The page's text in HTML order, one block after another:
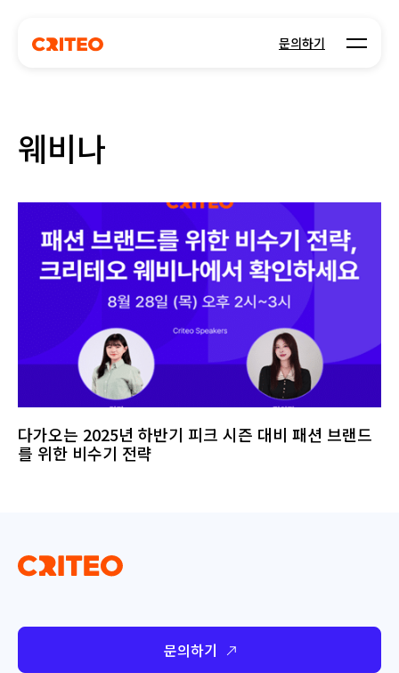
문의하기 Open
웨비나
다가오는 2025년 하반기 피크 시즌 대비 패션 브랜드
를 위한 비수기 전략
문의하기